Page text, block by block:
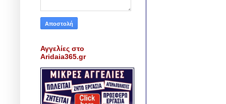
Αγγελίες στο
Aridaia365.gr